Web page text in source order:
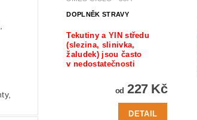
DOPLNĚK STRAVY
Tekutiny a YIN středu
(slezina, slinivka,
žaludek) jsou často
v nedostatečnosti
od 227 Kč
DETAIL